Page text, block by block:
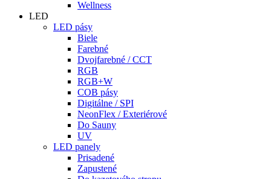
Wellness
LED
LED pásy
Biele
Farebné
Dvojfarebné / CCT
RGB
RGB+W
COB pásy
Digitálne / SPI
NeonFlex / Exteriérové
Do Sauny
UV
LED panely
Prisadené
Zapustené